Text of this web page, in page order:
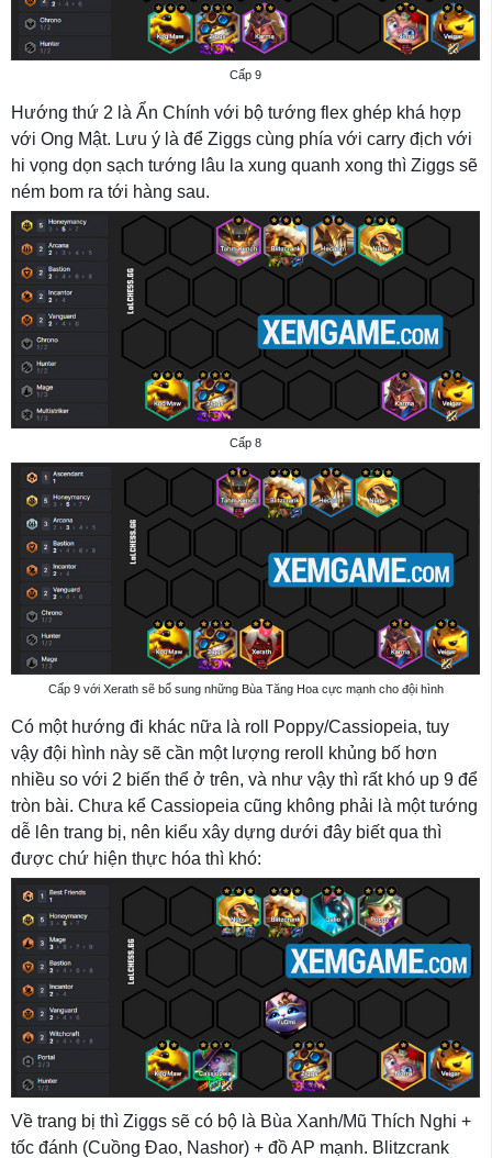
Cấp 9
Hướng thứ 2 là Ẩn Chính với bộ tướng flex ghép khá hợp
với Ong Mật. Lưu ý là để Ziggs cùng phía với carry địch với
hi vọng dọn sạch tướng lâu la xung quanh xong thì Ziggs sẽ
ném bom ra tới hàng sau.
Cấp 8
Cấp 9 với Xerath sẽ bổ sung những Bùa Tăng Hoa cực mạnh cho đội hình
Có một hướng đi khác nữa là roll Poppy/Cassiopeia, tuy
vậy đội hình này sẽ cần một lượng reroll khủng bố hơn
nhiều so với 2 biến thể ở trên, và như vậy thì rất khó up 9 để
tròn bài. Chưa kể Cassiopeia cũng không phải là một tướng
dễ lên trang bị, nên kiểu xây dựng dưới đây biết qua thì
được chứ hiện thực hóa thì khó:
Về trang bị thì Ziggs sẽ có bộ là Bùa Xanh/Mũ Thích Nghi +
tốc đánh (Cuồng Đao, Nashor) + đồ AP mạnh. Blitzcrank